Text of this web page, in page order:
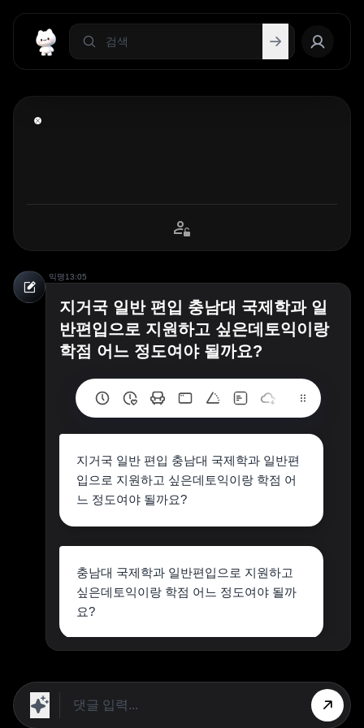
익명13:05
지거국 일반 편입 충남대 국제학과 일
반편입으로 지원하고 싶은데토익이랑
학점 어느 정도여야 될까요?
지거국 일반 편입 충남대 국제학과 일반편
입으로 지원하고 싶은데토익이랑 학점 어
느 정도여야 될까요?
충남대 국제학과 일반편입으로 지원하고
싶은데토익이랑 학점 어느 정도여야 될까
요?
답변드립니다 :)